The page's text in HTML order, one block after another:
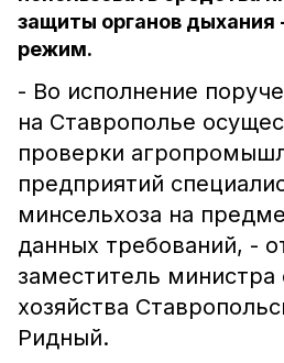
защиты органов дыхания
режим.
- Во исполнение
на Ставрополье
проверки
предприятий
минсельхоза на
данных требований, -
заместитель министра
хозяйства
Ридный.